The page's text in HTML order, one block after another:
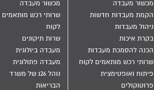
מכשור מעבדה
הקמת מעבדות חדשות
ניהול מעבדות
בקרת איכות
הכנה להסמכת מעבדות
שרותי רכש מותאמים לקוח
פיתוח ואופטימצית
פרוטוקולים
מכשור מעבדה
שרותי רכש מותאמים
לקוח
שרות תיקונים
מעבדה ביולוגית
מעבדה פתולוגית
נוהל 126 של משרד
הבריאות